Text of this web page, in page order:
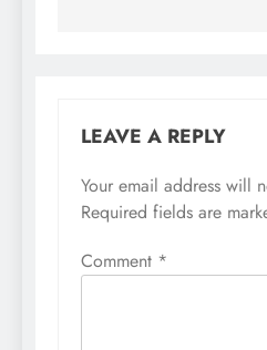
LEAVE A REPLY
Your email address will
Required fields are
Comment *